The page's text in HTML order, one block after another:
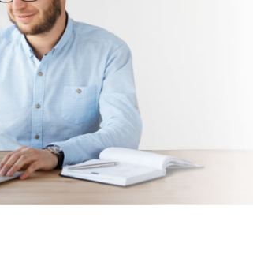
e digital, previsão orçamentária,
especializada para o eSocial e a
a funcionalidades como 2ª via